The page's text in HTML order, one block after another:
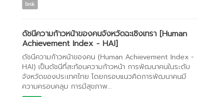
link
ดัชนีความก้าวหน้าของคนจังหวัดฉะเชิงเทรา [Human
Achievement Index - HAI]
ดัชนีความก้าวหน้าของคน (Human Achievement Index -
HAI) เป็นดัชนีที่สะท้อนความก้าวหน้า การพัฒนาคนในระดับ
จังหวัดของประเทศไทย โดยกรอบแนวคิดการพัฒนาคนมี
ความครอบคลุม การมีสุขภาพ...